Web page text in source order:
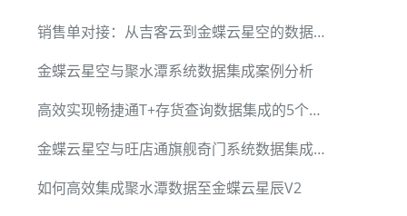
销售单对接：从吉客云到金蝶云星空的数据集成方法
金蝶云星空与聚水潭系统数据集成案例分析
高效实现畅捷通T+存货查询数据集成的5个关键步骤
金蝶云星空与旺店通旗舰奇门系统数据集成案例解析
如何高效集成聚水潭数据至金蝶云星辰V2